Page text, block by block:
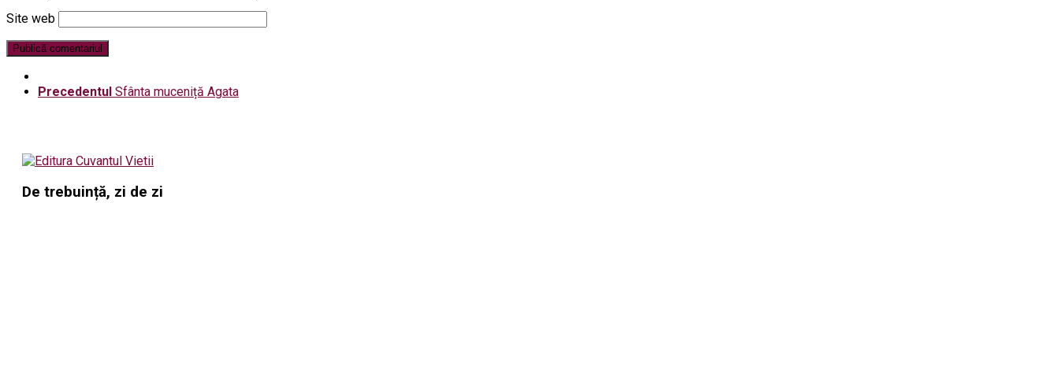
Site web
Precedentul Sfânta muceniță Agata
De trebuință, zi de zi